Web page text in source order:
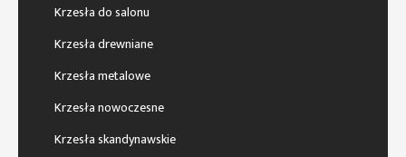
Krzesła do salonu
Krzesła drewniane
Krzesła metalowe
Krzesła nowoczesne
Krzesła skandynawskie